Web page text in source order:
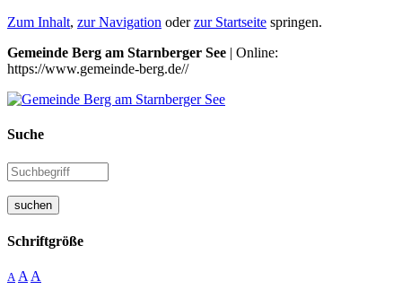
Zum Inhalt, zur Navigation oderzur Startseite springen.
Gemeinde Berg am Starnberger See | Online:
https://www.gemeinde-berg.de//
Suche
suchen
Schriftgröße
A A A